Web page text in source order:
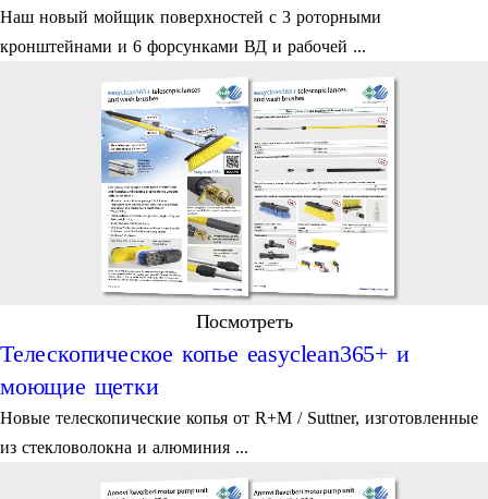
Наш новый мойщик поверхностей с 3 роторными
кронштейнами и 6 форсунками ВД и рабочей ...
Посмотреть
Телескопическое копье easyclean365+ и
моющие щетки
Новые телескопические копья от R+M / Suttner, изготовленные
из стекловолокна и алюминия ...